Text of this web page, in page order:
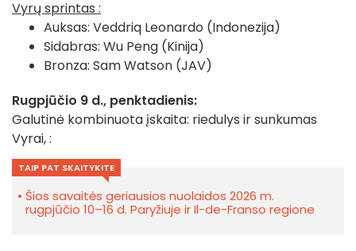
Vyrų sprintas :
Auksas: Veddriq Leonardo (Indonezija)
Sidabras: Wu Peng (Kinija)
Bronza: Sam Watson (JAV)
Rugpjūčio 9 d., penktadienis:
Galutinė kombinuota įskaita: riedulys ir sunkumas
Vyrai, :
TAIP PAT SKAITYKITE
Šios savaitės geriausios nuolaidos 2026 m.
rugpjūčio 10–16 d. Paryžiuje ir Il-de-Franso regione